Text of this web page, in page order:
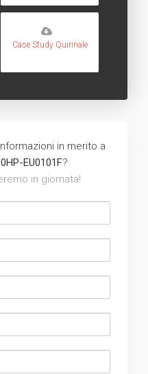
Case Study Quirinale
in merito a
EU0101F?
in giornata!